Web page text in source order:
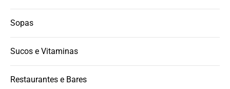
Sopas
Sucos e Vitaminas
Restaurantes e Bares